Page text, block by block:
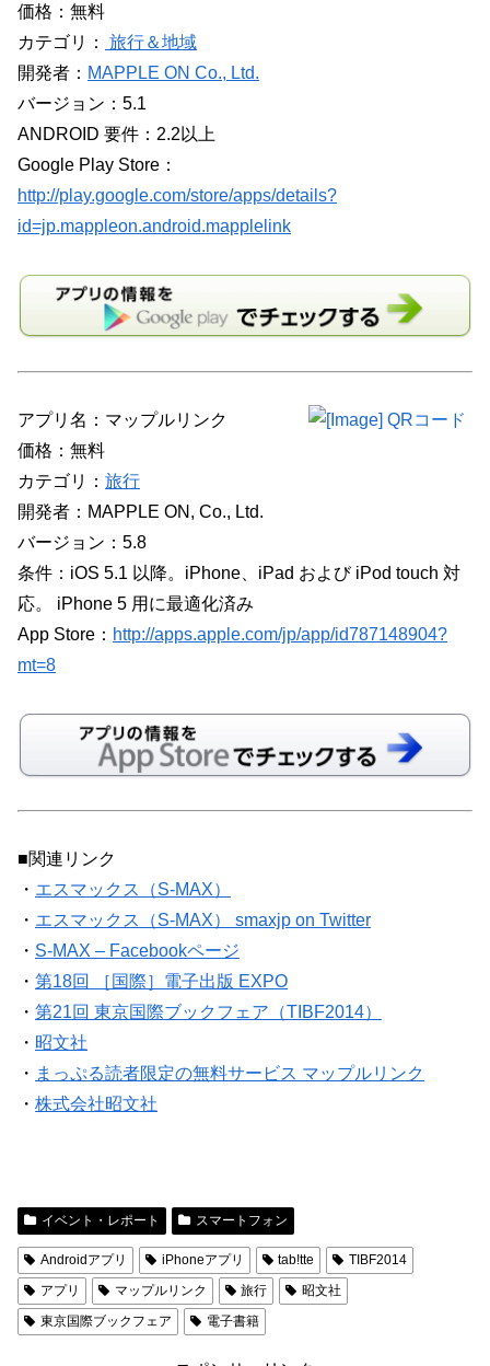
価格：無料
カテゴリ：
旅行＆地域
開発者： MAPPLE ON Co., Ltd.
バージョン：5.1
ANDROID 要件：2.2以上
Google Play Store：
http://play.google.com/store/apps/details?
id=jp.mappleon.android.mapplelink
アプリ名：マップルリンク
価格：無料
カテゴリ： 旅行
開発者：MAPPLE ON, Co., Ltd.
バージョン：5.8
条件：iOS 5.1 以降。iPhone、iPad および iPod touch 対
応。 iPhone 5 用に最適化済み
App Store： http://apps.apple.com/jp/app/id787148904?
mt=8
■関連リンク
・ エスマックス（S-MAX）
・ エスマックス（S-MAX） smaxjp on Twitter
・ S-MAX – Facebookページ
・ 第18回 ［国際］電子出版 EXPO
・ 第21回 東京国際ブックフェア（TIBF2014）
・ 昭文社
・ まっぷる読者限定の無料サービス マップルリンク
・ 株式会社昭文社
イベント・レポート スマートフォン
Androidアプリ iPhoneアプリ tab!tte
TIBF2014
アプリ
マップルリンク 旅行
昭文社
東京国際ブックフェア
電子書籍